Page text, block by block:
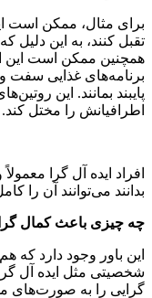
برای مثال، ممکن است
تقبل کنند، به این دلیل
همچنین ممکن است این
برنامه‌های غذایی سفت و
پایبند بمانند. این
اطرافیانش را مختل کند.
افراد ایده آل گرا
بدانند می‌توانند آن را
چه چیزی باعث کمال
این باور وجود دارد که
شخصیتی مثل ایده آل
گرایی را به صورت‌های